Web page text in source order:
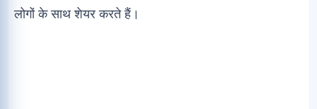
लोगों के साथ शेयर करते हैं।